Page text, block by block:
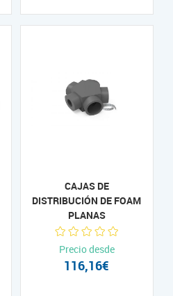
CAJAS DE
DISTRIBUCIÓN DE FOAM
PLANAS
Precio desde
116,16€